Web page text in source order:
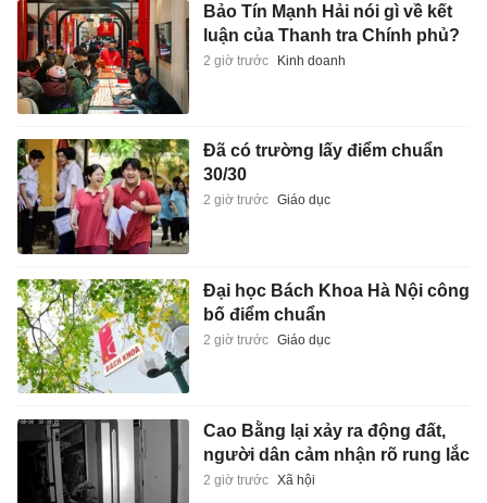
Bảo Tín Mạnh Hải nói gì về kết
luận của Thanh tra Chính phủ?
2 giờ trước Kinh doanh
Đã có trường lấy điểm chuẩn
30/30
2 giờ trước Giáo dục
Đại học Bách Khoa Hà Nội công
bố điểm chuẩn
2 giờ trước Giáo dục
Cao Bằng lại xảy ra động đất,
người dân cảm nhận rõ rung lắc
2 giờ trước Xã hội